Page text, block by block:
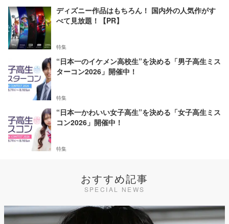
ディズニー作品はもちろん！ 国内外の人気作がす
べて見放題！【PR】
特集
“日本一のイケメン高校生”を決める「男子高生ミス
ターコン2026」開催中！
特集
“日本一かわいい女子高生”を決める「女子高生ミス
コン2026」開催中！
特集
おすすめ記事
SPECIAL NEWS